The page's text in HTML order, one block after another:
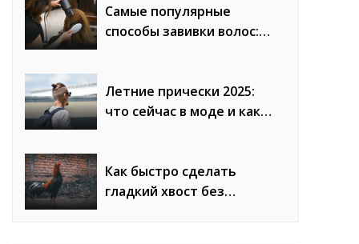
Самые популярные
способы завивки волос:
Летние прически 2025:
что сейчас в моде и как
Как быстро сделать
гладкий хвост без